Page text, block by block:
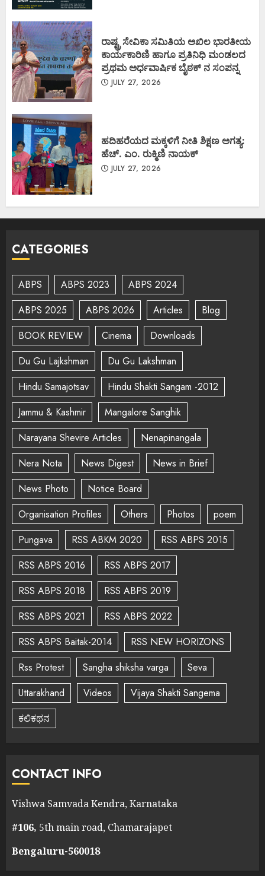
ರಾಷ್ಟ್ರ ಸೇವಿಕಾ ಸಮಿತಿಯ ಅಖಿಲ ಭಾರತೀಯ
ಕಾರ್ಯಕಾರಿಣಿ ಹಾಗೂ ಪ್ರತಿನಿಧಿ ಮಂಡಲದ
ಪ್ರಥಮ ಅರ್ಧವಾರ್ಷಿಕ ಬೈಠಕ್ ನ ಸಂಪನ್ನ
JULY 27, 2026
ಹದಿಹರೆಯದ ಮಕ್ಕಳಿಗೆ ನೀತಿ ಶಿಕ್ಷಣ ಅಗತ್ಯ:
ಹೆಚ್. ಎಂ. ರುಕ್ಮಿಣಿ ನಾಯಕ್
JULY 27, 2026
CATEGORIES
ABPS ABPS 2023
ABPS 2024
ABPS 2025
ABPS 2026 Articles
Blog
BOOK REVIEW
Cinema
Downloads
Du Gu Lajkshman
Du Gu Lakshman
Hindu Samajotsav
Hindu Shakti Sangam -2012
Jammu & Kashmir
Mangalore Sanghik
Narayana Shevire Articles
Nenapinangala
Nera Nota
News Digest
News in Brief
News Photo
Notice Board
Organisation Profiles
Others Photos
poem
Pungava
RSS ABKM 2020
RSS ABPS 2015
RSS ABPS 2016
RSS ABPS 2017
RSS ABPS 2018
RSS ABPS 2019
RSS ABPS 2021
RSS ABPS 2022
RSS ABPS Baitak-2014
RSS NEW HORIZONS
Rss Protest
Sangha shiksha varga
Seva
Uttarakhand
Videos
Vijaya Shakti Sangema
ಕಲಿಕಥನ
CONTACT INFO
Vishwa Samvada Kendra, Karnataka
#106, 5th main road, Chamarajapet
Bengaluru-560018